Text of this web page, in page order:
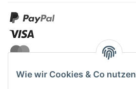
Wie wir Cookies & Co nutzen